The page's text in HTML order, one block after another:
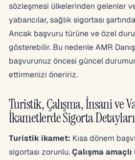
sözleşmesi ülkelerinden gelenler
yabancılar, sağlık sigortası
Ancak başvuru türüne ve özel
gösterebilir. Bu nedenle AMR
başvurunuz öncesi güncel
ettirmenizi öneririz.
Turistik, Çalışma, İnsani ve
İkametlerde Sigorta Detayları
Turistik ikamet: Kısa dönem
sigortası zorunlu.Çalışma